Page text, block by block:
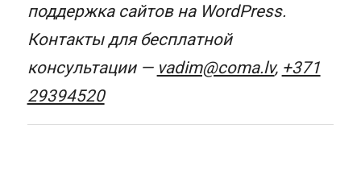
поддержка сайтов на WordPress.
Контакты для бесплатной
консультации — vadim@coma.lv, +371
29394520